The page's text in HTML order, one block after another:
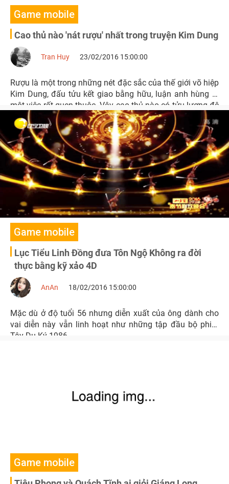
Game mobile
Cao thủ nào 'nát rượu' nhất trong truyện Kim Dung
Tran Huy 23/02/2016 15:00:00
Rượu là một trong những nét đặc sắc của thế giới võ hiệp
Kim Dung, đấu tửu kết giao bằng hữu, luận anh hùng là
một việc rất quen thuộc. Vậy cao thủ nào có tửu lượng đệ
nhất thiên hạ?
Game mobile
Lục Tiểu Linh Đồng đưa Tôn Ngộ Không ra đời
thực bằng kỹ xảo 4D
AnAn 18/02/2016 15:00:00
Mặc dù ở độ tuổi 56 nhưng diễn xuất của ông dành cho
vai diễn này vẫn linh hoạt như những tập đầu bộ phim
Tây Du Ký 1986.
Game mobile